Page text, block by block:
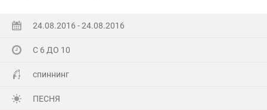
24.08.2016 - 24.08.2016
С 6 ДО 10
спиннинг
ПЕСНЯ